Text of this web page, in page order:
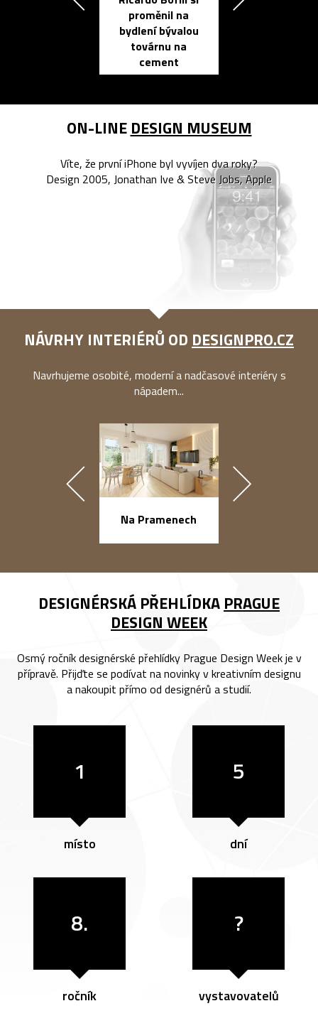
proměnil na
bydlení bývalou
továrnu na
cement
ON-LINE DESIGN MUSEUM
Víte, že první iPhone byl vyvíjen dva roky?
Design 2005, Jonathan Ive & Steve Jobs, Apple
NÁVRHY INTERIÉRŮ OD DESIGNPRO.CZ
Navrhujeme osobité, moderní a nadčasové interiéry s
nápadem...
Na Pramenech
DESIGNÉRSKÁ PŘEHLÍDKA PRAGUE
DESIGN WEEK
Osmý ročník designérské přehlídky Prague Design Week je v
přípravě. Přijďte se podívat na novinky v kreativním designu
a nakoupit přímo od designérů a studií.
1
místo
5
dní
8.
ročník
?
vystavovatelů